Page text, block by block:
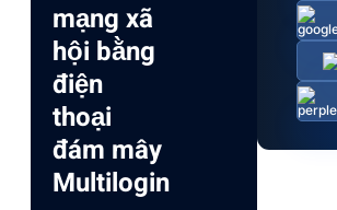
mạng xã
hội bằng
điện
thoại
đám mây
Multilogin